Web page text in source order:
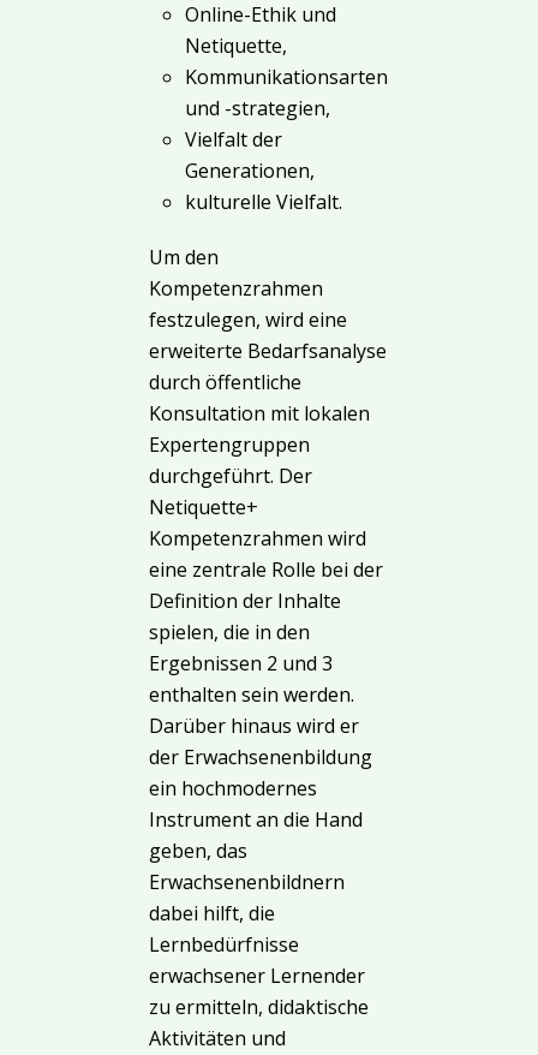
Online-Ethik und
Netiquette,
Kommunikationsarten
und -strategien,
Vielfalt der
Generationen,
kulturelle Vielfalt.
Um den
Kompetenzrahmen
festzulegen, wird eine
erweiterte Bedarfsanalyse
durch öffentliche
Konsultation mit lokalen
Expertengruppen
durchgeführt. Der
Netiquette+
Kompetenzrahmen wird
eine zentrale Rolle bei der
Definition der Inhalte
spielen, die in den
Ergebnissen 2 und 3
enthalten sein werden.
Darüber hinaus wird er
der Erwachsenenbildung
ein hochmodernes
Instrument an die Hand
geben, das
Erwachsenenbildnern
dabei hilft, die
Lernbedürfnisse
erwachsener Lernender
zu ermitteln, didaktische
Aktivitäten und